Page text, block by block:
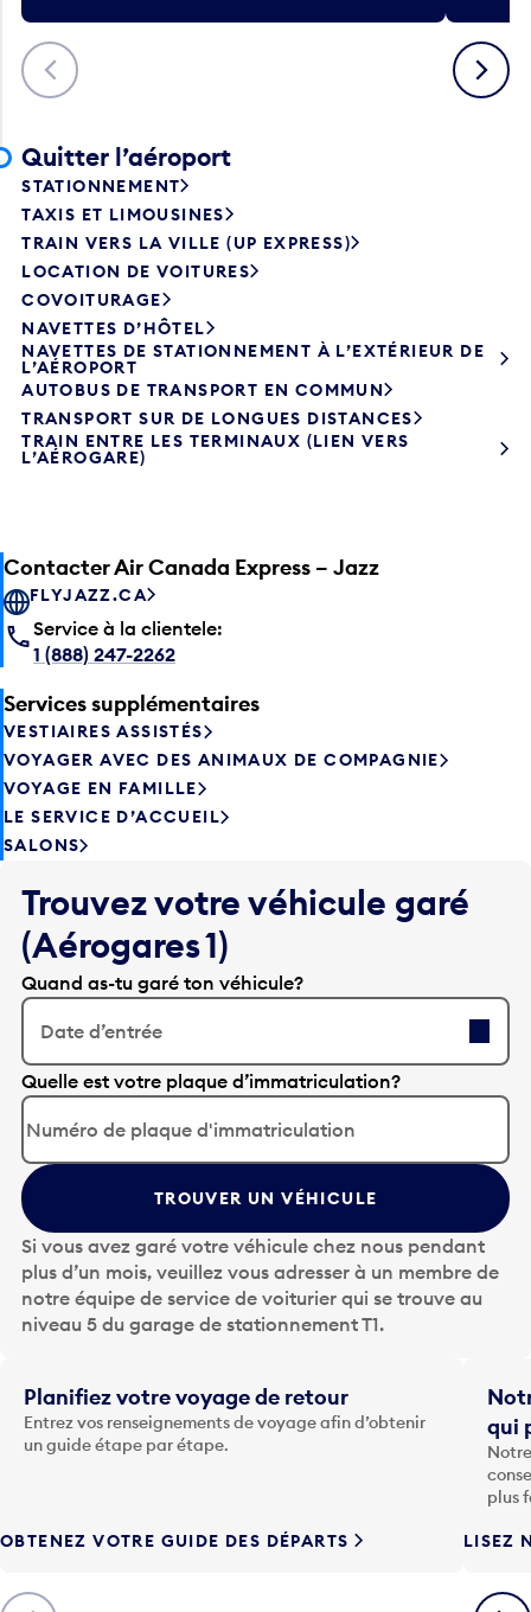
Précédent Suivant
Quitter l’aéroport
STATIONNEMENT
TAXIS ET LIMOUSINES
TRAIN VERS LA VILLE (UP EXPRESS)
LOCATION DE VOITURES
COVOITURAGE
NAVETTES D’HÔTEL
NAVETTES DE STATIONNEMENT À L’EXTÉRIEUR DE
L’AÉROPORT
AUTOBUS DE TRANSPORT EN COMMUN
TRANSPORT SUR DE LONGUES DISTANCES
TRAIN ENTRE LES TERMINAUX (LIEN VERS
L’AÉROGARE)
Contacter Air Canada Express – Jazz
FLYJAZZ.CA
Service à la clientele:
1 (888) 247-2262
Services supplémentaires
VESTIAIRES ASSISTÉS
VOYAGER AVEC DES ANIMAUX DE COMPAGNIE
VOYAGE EN FAMILLE
LE SERVICE D’ACCUEIL
SALONS
Trouvez votre véhicule garé
(Aérogares 1)
Quand as-tu garé ton véhicule?
Date d’entrée
A
p
p
u
y
e
z
s
u
r
l
t
o
u
F
è
Quelle est votre plaque d’immatriculation?
TROUVER UN VÉHICULE
Si vous avez garé votre véhicule chez nous pendant
plus d’un mois, veuillez vous adresser à un membre de
notre équipe de service de voiturier qui se trouve au
niveau 5 du garage de stationnement T1.
Planifiez votre voyage de retour
Entrez vos renseignements de voyage afin d’obtenir
un guide étape par étape.
OBTENEZ VOTRE GUIDE DES DÉPARTS
qui
plus
LISEZ